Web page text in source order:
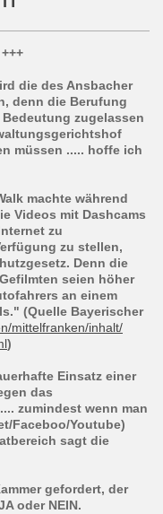
die des Ansbacher
denn die Berufung
zugelassen
müssen ..... hoffe ich
machte während
Videos mit Dashcams
zu
zu stellen,
Denn die
seien höher
an einem
(Quelle Bayerischer
mittelfranken/inhalt/
)
Einsatz einer
das
zumindest wenn man
Faceboo/Youtube)
sagt die
gefordert, der
oder NEIN.